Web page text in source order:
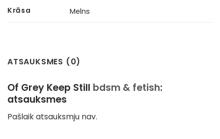
Krāsa Melns
ATSAUKSMES (0)
Of Grey Keep Still bdsm & fetish:
atsauksmes
Pašlaik atsauksmju nav.